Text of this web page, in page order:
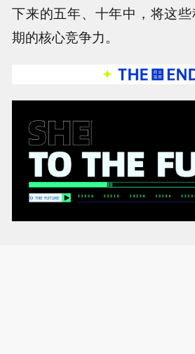
下来的五年、十年中，将这
期的核心竞争力。